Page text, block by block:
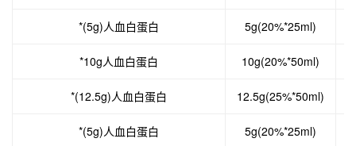
*(5g)人血白蛋白 5g(20%*25ml)
*10g人血白蛋白 10g(20%*50ml)
*(12.5g)人血白蛋白 12.5g(25%*50ml)
*(5g)人血白蛋白 5g(20%*25ml)